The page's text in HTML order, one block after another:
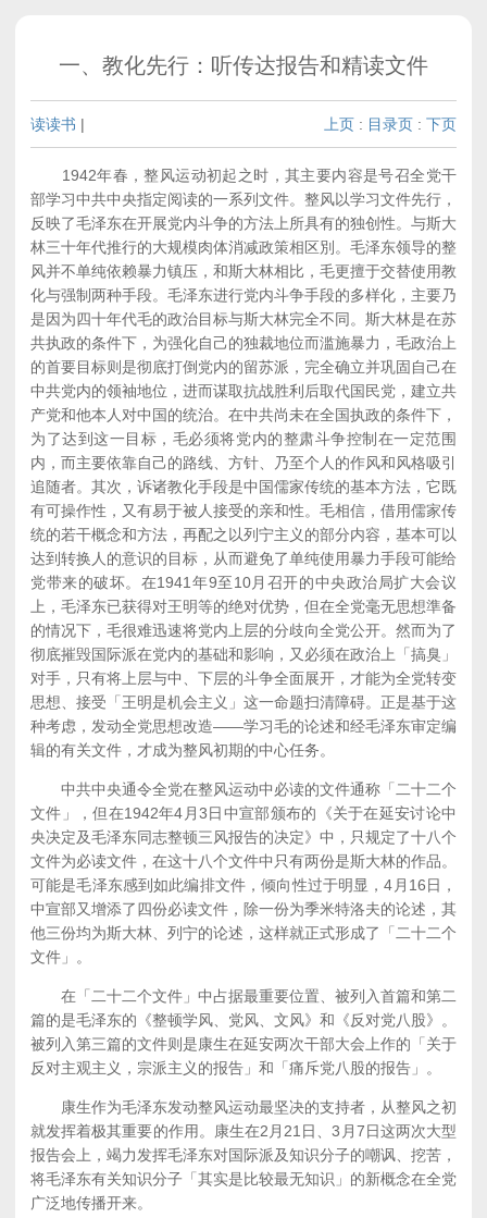
一、教化先行：听传达报告和精读文件
读读书 | 上页 : 目录页 : 下页
1942年春，整风运动初起之时，其主要内容是号召全党干
部学习中共中央指定阅读的一系列文件。整风以学习文件先行，
反映了毛泽东在开展党内斗争的方法上所具有的独创性。与斯大
林三十年代推行的大规模肉体消减政策相区別。毛泽东领导的整
风并不单纯依赖暴力镇压，和斯大林相比，毛更擅于交替使用教
化与强制两种手段。毛泽东进行党内斗争手段的多样化，主要乃
是因为四十年代毛的政治目标与斯大林完全不同。斯大林是在苏
共执政的条件下，为强化自己的独裁地位而滥施暴力，毛政治上
的首要目标则是彻底打倒党内的留苏派，完全确立并巩固自己在
中共党内的领袖地位，进而谋取抗战胜利后取代国民党，建立共
产党和他本人对中国的统治。在中共尚未在全国执政的条件下，
为了达到这一目标，毛必须将党内的整肃斗争控制在一定范围
内，而主要依靠自己的路线、方针、乃至个人的作风和风格吸引
追随者。其次，诉诸教化手段是中国儒家传统的基本方法，它既
有可操作性，又有易于被人接受的亲和性。毛相信，借用儒家传
统的若干概念和方法，再配之以列宁主义的部分内容，基本可以
达到转换人的意识的目标，从而避免了单纯使用暴力手段可能给
党带来的破坏。在1941年9至10月召开的中央政治局扩大会议
上，毛泽东已获得对王明等的绝对优势，但在全党毫无思想準备
的情况下，毛很难迅速将党内上层的分歧向全党公开。然而为了
彻底摧毁国际派在党内的基础和影响，又必须在政治上「搞臭」
对手，只有将上层与中、下层的斗争全面展开，才能为全党转变
思想、接受「王明是机会主义」这一命题扫清障碍。正是基于这
种考虑，发动全党思想改造——学习毛的论述和经毛泽东审定编
辑的有关文件，才成为整风初期的中心任务。
中共中央通令全党在整风运动中必读的文件通称「二十二个
文件」，但在1942年4月3日中宣部颁布的《关于在延安讨论中
央决定及毛泽东同志整顿三风报告的决定》中，只规定了十八个
文件为必读文件，在这十八个文件中只有两份是斯大林的作品。
可能是毛泽东感到如此编排文件，倾向性过于明显，4月16日，
中宣部又增添了四份必读文件，除一份为季米特洛夫的论述，其
他三份均为斯大林、列宁的论述，这样就正式形成了「二十二个
文件」。
在「二十二个文件」中占据最重要位置、被列入首篇和第二
篇的是毛泽东的《整顿学风、党风、文风》和《反对党八股》。
被列入第三篇的文件则是康生在延安两次干部大会上作的「关于
反对主观主义，宗派主义的报告」和「痛斥党八股的报告」。
康生作为毛泽东发动整风运动最坚决的支持者，从整风之初
就发挥着极其重要的作用。康生在2月21日、3月7日这两次大型
报告会上，竭力发挥毛泽东对国际派及知识分子的嘲讽、挖苦，
将毛泽东有关知识分子「其实是比较最无知识」的新概念在全党
广泛地传播开来。